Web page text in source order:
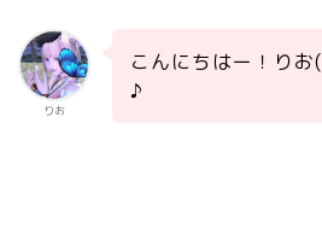
りお
こんにちはー！りお(
♪